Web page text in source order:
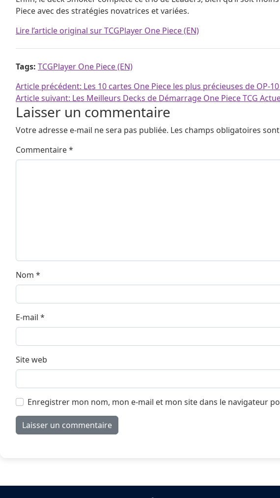
Piece avec des stratégies novatrices et variées.
Lire l’article original sur TCGPlayer One Piece (EN)
Tags: TCGPlayer One Piece (EN)
Navigation de l’article
Article précédent: Les 10 cartes One Piece les plus précieuses de OP-
Article suivant: Les Meilleurs Decks de Démarrage One Piece TCG
Laisser un commentaire
Votre adresse e-mail ne sera pas publiée. Les champs obligatoires
Commentaire*
Nom *
E-mail *
Site web
Enregistrer mon nom, mon e-mail et mon site dans le navigateur